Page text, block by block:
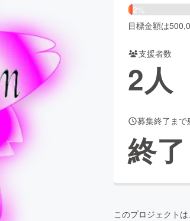
ビューティー・ヘルスケア
Good
さと納税
2%
目標金額は
支援者数
2人
募集終了まで
終了
このプロジェクトは、